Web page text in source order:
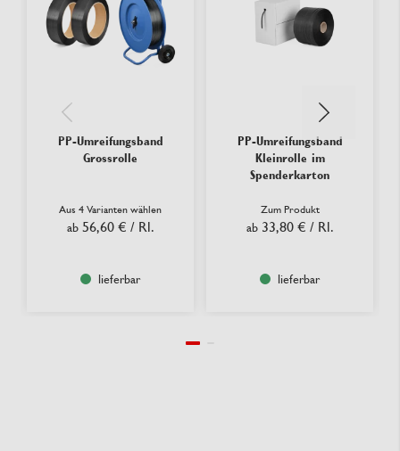
PP-Umreifungsband
Grossrolle
Aus 4 Varianten wählen
ab 56,60 € / Rl.
lieferbar
PP-Umreifungsband
Kleinrolle im
Spenderkarton
Zum Produkt
ab 33,80 € / Rl.
lieferbar